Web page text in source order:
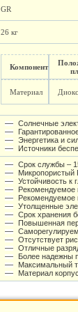
GR
26 кг
Компонент
Материал
Солнечные
Энергетика и
Источники
Срок службы –
Микропористый
Устойчивость к
Рекомендуемое
Рекомендуемое
Утолщенные
Срок хранения
Повышенная
Отсутствует
Отличные
Более надежны
Максимальный
Материал